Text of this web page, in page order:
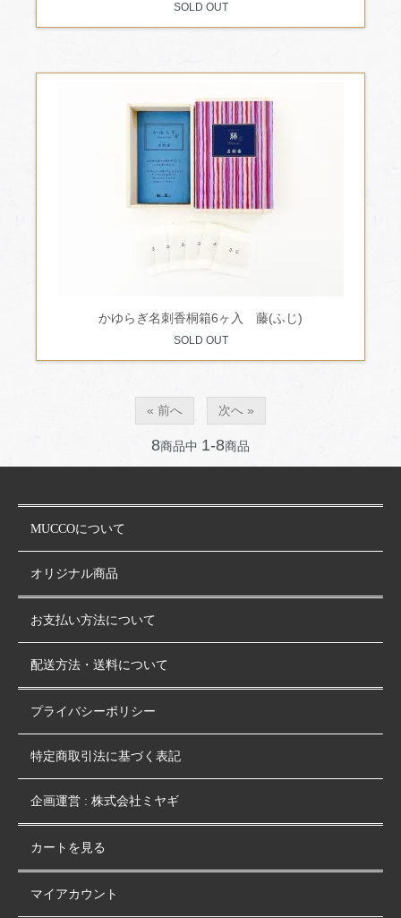
SOLD OUT
かゆらぎ名刺香桐箱6ヶ入 藤(ふじ)
SOLD OUT
« 前へ 次へ »
8商品中 1-8商品
MUCCOについて
オリジナル商品
お支払い方法について
配送方法・送料について
プライバシーポリシー
特定商取引法に基づく表記
企画運営 : 株式会社ミヤギ
カートを見る
マイアカウント